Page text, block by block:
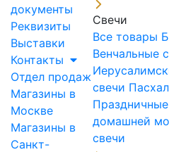
документы
Реквизиты
Выставки
Контакты
Отдел продаж
Магазины в
Москве
Магазины в
Санкт-
Свечи
Все товары
Венчальные
свечи
домашней
свечи